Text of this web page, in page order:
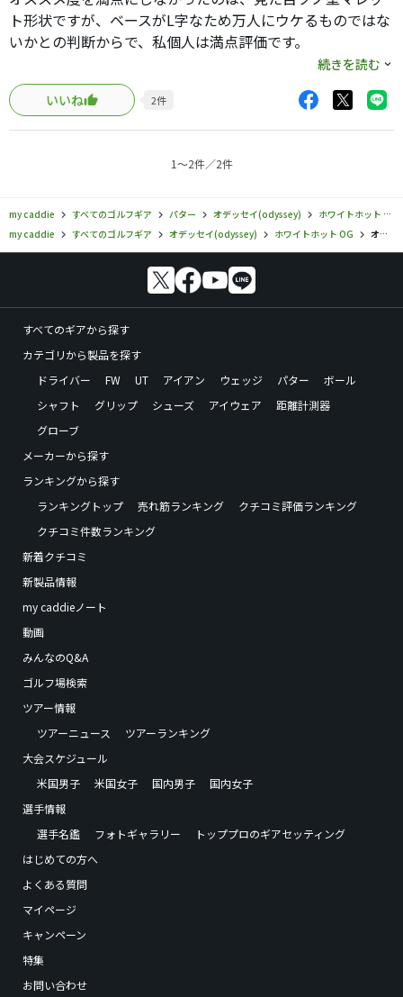
ト形状ですが、ベースがL字なため万人にウケるものではな
いかとの判断からで、私個人は満点評価です。
現在のエースは初代#5でグリーンの状態で#9をサブで使用
しており、安定の#5、ハマれば最小パット数の出せる#9の
使い分けをしていましたが、量販店でたまたま#7NANOを
試打したところ好感触で、試打室に置かれてる(YouTubeの
ってもレールを外れることがなく、店に置かれている40種
したがこのパターだけがほぼレールを外れないため、見た
目シンプルが好きなためいつもの衝動買いに至らず1ヶ月も
かかってしまいましたが結果が良いので購入しました。
L字を使われている方で最近のやさしいパターに変えたいが
フィーリングが合わず買い替えできずにおられる方は一度
試されてはと思います。
ちなみに#7,#7Sは形は似ていますが何方もダメでした。
続きを読む
いいね
2件
1〜2件／2件
my caddie すべてのゴルフギア パター オデッセイ(odyssey)
ホワイトホット OG
my caddie
すべてのゴルフギア オデッセイ(odyssey) ホワイトホット OG オデッセイ／ホワイトホット OG／ホワイト・ホット OG #7 NANO パターの口コミ評価一覧
すべてのギアから探す
カテゴリから製品を探す
ドライバー
FW UT アイアン ウェッジ パター
ボール
シャフト
グリップ シューズ アイウェア
距離計測器
グローブ
メーカーから探す
ランキングから探す
ランキングトップ
売れ筋ランキング
クチコミ評価ランキング
クチコミ件数ランキング
新着クチコミ
新製品情報
my caddieノート
動画
みんなのQ&A
ゴルフ場検索
ツアー情報
ツアーニュース
ツアーランキング
大会スケジュール
米国男子
米国女子 国内男子
国内女子
選手情報
選手名鑑
フォトギャラリー
トッププロのギアセッティング
はじめての方へ
よくある質問
マイページ
キャンペーン
特集
お問い合わせ